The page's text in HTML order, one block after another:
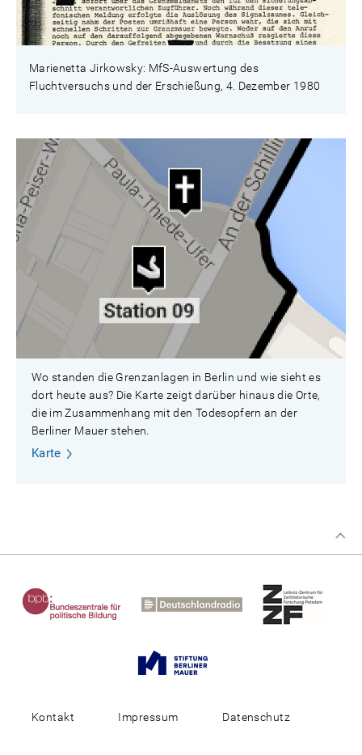
Marienetta Jirkowsky: MfS-Auswertung des
Fluchtversuchs und der Erschießung, 4. Dezember 1980
Wo standen die Grenzanlagen in Berlin und wie sieht es
dort heute aus? Die Karte zeigt darüber hinaus die Orte,
die im Zusammenhang mit den Todesopfern an der
Berliner Mauer stehen.
Karte
Kontakt Impressum Datenschutz